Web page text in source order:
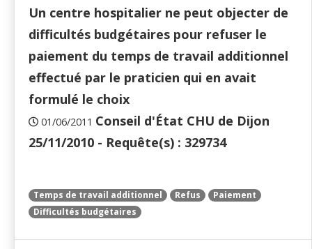
Un centre hospitalier ne peut objecter de
difficultés budgétaires pour refuser le
paiement du temps de travail additionnel
effectué par le praticien qui en avait
formulé le choix
01/06/2011 Conseil d'État CHU de Dijon
25/11/2010 - Requête(s) : 329734
Temps de travail additionnel Refus
Paiement
Difficultés budgétaires